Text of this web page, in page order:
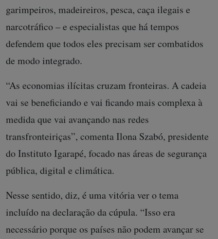
garimpeiros, madeireiros, pesca, caça ilegais e
narcotráfico – e especialistas que há tempos
defendem que todos eles precisam ser combatidos
de modo integrado.
“As economias ilícitas cruzam fronteiras. A cadeia
vai se beneficiando e vai ficando mais complexa à
medida que vai avançando nas redes
transfronteiriças”, comenta Ilona Szabó, presidente
do Instituto Igarapé, focado nas áreas de segurança
pública, digital e climática.
Nesse sentido, diz, é uma vitória ver o tema
incluído na declaração da cúpula. “Isso era
necessário porque os países não podem avançar se